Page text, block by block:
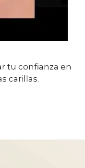
tu confianza en
carillas.